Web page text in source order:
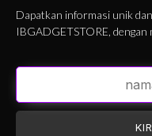
Dapatkan informasi unik
IBGADGETSTORE, dengan